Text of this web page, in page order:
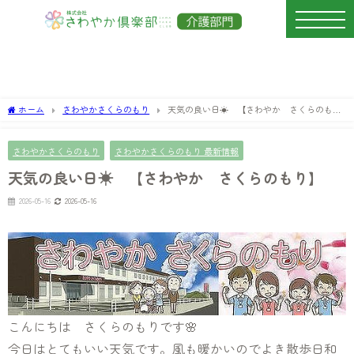
ホーム さわやかさくらのもり
天気の良い日☀ 【さわやか さくらのも
さわやかさくらのもり さわやかさくらのもり 最新情報
天気の良い日☀ 【さわやか さくらのもり】
2026-05-16 2026-05-16
こんにちは さくらのもりです🌸
今日はとてもいい天気です。風も暖かいのでよき散歩日和